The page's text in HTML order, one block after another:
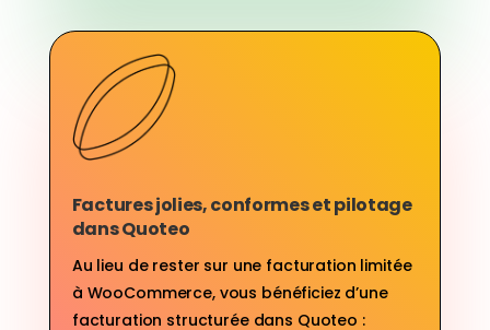
Factures jolies, conformes et pilotage
dans Quoteo
Au lieu de rester sur une facturation limitée
à WooCommerce, vous bénéficiez d’une
facturation structurée dans Quoteo :